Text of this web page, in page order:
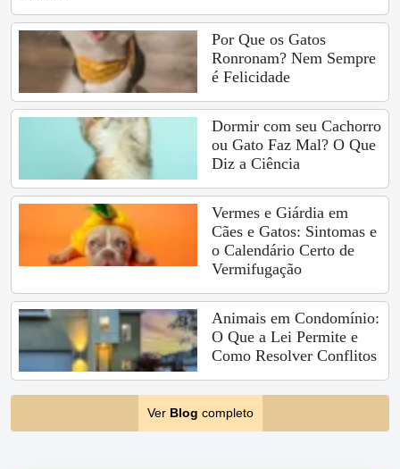
Por Que os Gatos
Ronronam? Nem Sempre
é Felicidade
Dormir com seu Cachorro
ou Gato Faz Mal? O Que
Diz a Ciência
Vermes e Giárdia em
Cães e Gatos: Sintomas e
o Calendário Certo de
Vermifugação
Animais em Condomínio:
O Que a Lei Permite e
Como Resolver Conflitos
Ver Blog completo